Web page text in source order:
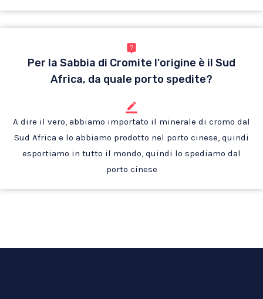
Per la Sabbia di Cromite l'origine è il Sud
Africa, da quale porto spedite?
A dire il vero, abbiamo importato il minerale di cromo dal
Sud Africa e lo abbiamo prodotto nel porto cinese, quindi
esportiamo in tutto il mondo, quindi lo spediamo dal
porto cinese